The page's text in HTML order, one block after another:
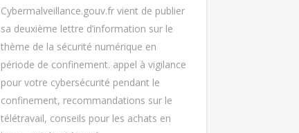
Cybermalveillance.gouv.fr vient de publier
sa deuxième lettre d’information sur le
thème de la sécurité numérique en
période de confinement. appel à vigilance
pour votre cybersécurité pendant le
confinement, recommandations sur le
télétravail, conseils pour les achats en